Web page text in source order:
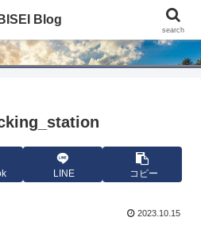
Blog
LINE コピー
2023.10.15
Blog
search